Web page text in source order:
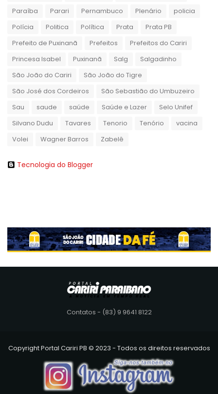
Paraíba
Parari Pernambuco Plenário
policia
Polícia
Politica Política Prata
Prata PB
Prefeito de Puxinanã
Prefeitos
Prefeitos do Cariri
Princesa Isabel
Puxinanã Salg
Salgadinho
São João do Cariri
São João do Tigre
São José dos Cordeiros
São Sebastião do Umbuzeiro
Sau
saude saúde Saúde e Lazer
Selo Unifef
Silvano Dudu
Tavares Tenorio Tenório
vacina
Volei
Wagner Barros Zabelê
Tecnologia do Blogger
Contatos - (83) 9 9641 8122
Copyright Portal Cariri PB © 2023 - Todos os direitos reservados